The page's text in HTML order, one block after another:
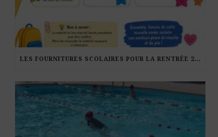
LES FOURNITURES SCOLAIRES POUR LA RENTRÉE 2026-27